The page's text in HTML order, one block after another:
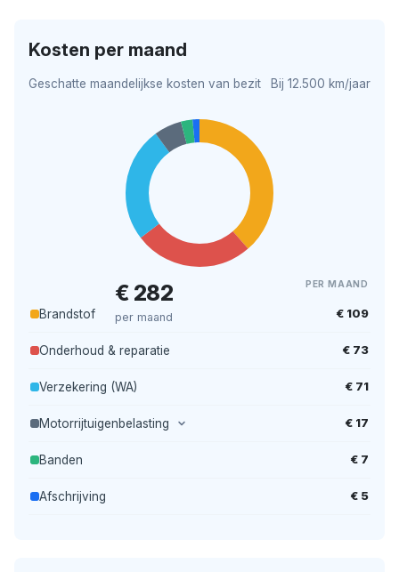
Kosten per maand
Geschatte maandelijkse kosten van bezit Bij 12.500 km/jaar
€ 282
per maand
PER MAAND
Brandstof € 109
Onderhoud & reparatie € 73
Verzekering (WA) € 71
Motorrijtuigenbelasting € 17
Banden € 7
Afschrijving € 5